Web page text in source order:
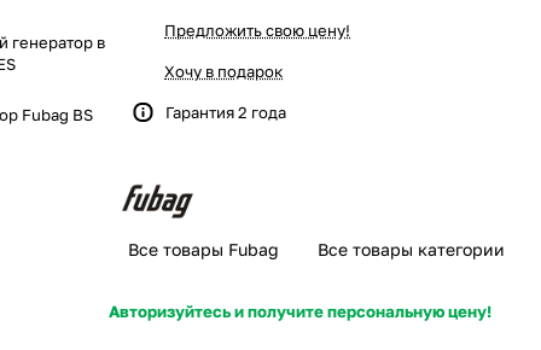
генератор в
Fubag BS
Предложить свою цену!
Хочу в подарок
Гарантия 2 года
Все товары Fubag Все товары категории
Авторизуйтесь и получите персональную цену!